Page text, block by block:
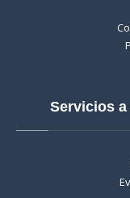
Servicios